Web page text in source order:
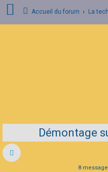
n
s
c
r
Accueil du forum La
Démontage
8